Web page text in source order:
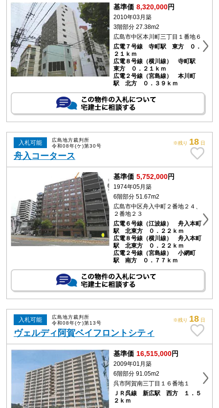
基準価 8,320,000円
2010年03月築
3階部分 27.38m2
広島市中区本川町三丁目１番地６
広電７号線 寺町駅 東方 ０．
２１ｋｍ
広電８号線（横川線） 寺町駅
東方 ０．２１ｋｍ
広電２号線（宮島線） 本川町
駅 北方 ０．３９ｋｍ
入札可能
広島地方裁判所
令和08年(ケ)第30号
舟入コータース
※残り 18 日
基準価 5,752,000円
1974年05月築
6階部分 51.67m2
広島市中区舟入中町２番地２４、
２番地２３
広電６号線（江波線） 舟入本町
駅 北東方 ０．２２ｋｍ
広電８号線（横川線） 舟入本町
駅 北東方 ０．２２ｋｍ
広電２号線（宮島線） 小網町
駅 南方 ０．７７ｋｍ
入札可能
広島地方裁判所
令和08年(ケ)第13号
ヴェルディ阿賀ベイフロントシティ
※残り 18 日
基準価 16,515,000円
2009年01月築
6階部分 91.05m2
呉市阿賀南三丁目１６番地１
ＪＲ呉線 新広駅 西方 １．５
２ｋｍ